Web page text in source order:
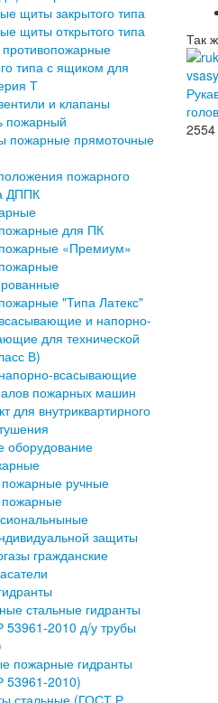
щиты закрытого типа
щиты открытого типа
типа с ящиком для
Т
и клапаны
пожарный
пожарные прямоточные
пожарного
ДППК
для ПК
«Премиум»
"Типа Латекс"
и напорно-
для технической
В)
всасывающие
пожарных машин
для внутриквартирного
оборудование
ручные
защиты
гражданские
стальные гидранты
2010 д/у трубы
пожарные гидранты
53961-2010)
Так
2554